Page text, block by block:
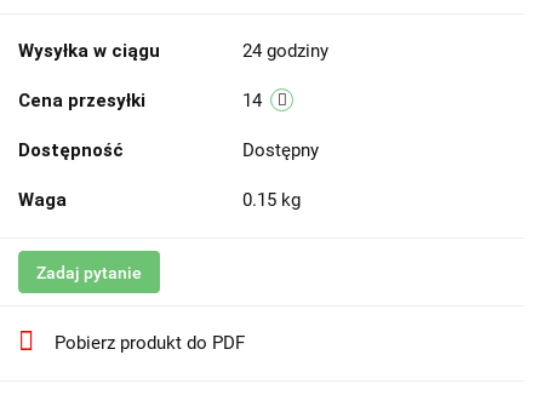
Wysyłka w ciągu 24 godziny
Cena przesyłki 14
Dostępność Dostępny
Waga 0.15 kg
Zadaj pytanie
Pobierz produkt do PDF